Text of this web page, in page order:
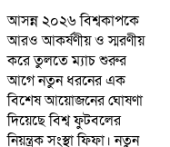
আসন্ন ২০২৬ বিশ্বকাপকে
আরও আকর্ষণীয় ও স্মরণীয়
করে তুলতে ম্যাচ শুরুর
আগে নতুন ধরনের এক
বিশেষ আয়োজনের ঘোষণা
দিয়েছে বিশ্ব ফুটবলের
নিয়ন্ত্রক সংস্থা ফিফা। নতুন